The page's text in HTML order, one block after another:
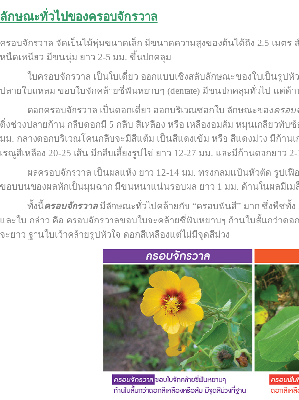
ลักษณะทั่วไปของครอบจักรวาล
ครอบจักรวาล จัดเป็นไม้พุ่มขนาดเล็ก มีขนาดความสูงของต้นได้ถึง 2.5 เมต
หนืดเหนียว มีขนนุ่ม ยาว 2-5 มม. ขึ้นปกคลุม
ใบครอบจักรวาล เป็นใบเดี่ยว ออกแบบเชิงสลับลักษณะของใบเป็นรูปหัว
ปลายใบแหลม ขอบใบจักคล้ายซี่ฟันหยาบๆ (dentate) มีขนปกคลุมทั่วไป แต่ด้
ดอกครอบจักรวาล เป็นดอกเดี่ยว ออกบริเวณซอกใบ ลักษณะของครอบ
ติ่งช่วงปลายก้าน กลีบดอกมี 5 กลีบ สีเหลือง หรือ เหลืองอมส้ม หมุนเกลียวทับ
มม. กลางดอกบริเวณโคนกลีบจะมีสีแต้ม เป็นสีแดงเข้ม หรือ สีแดงม่วง มีก้า
เรณูสีเหลือง 20-25 เส้น มีกลีบเลี้ยงรูปไข่ ยาว 12-27 มม. และมีก้านดอกยาว
ผลครอบจักรวาล เป็นผลแห้ง ยาว 12-14 มม. ทรงกลมแป้นหัวตัด รูปเฟือ
ขอบบนของผลหักเป็นมุมฉาก มีขนหนาแน่นรอบผล ยาว 1 มม. ด้านในผลมีเม
ทั้งนี้ครอบจักรวาล มีลักษณะทั่วไปคล้ายกับ “ครอบฟันสี” มาก ซึ่งพืชทั้
และใบ กล่าว คือ ครอบจักรวาลขอบใบจะคล้ายซี่ฟันหยาบๆ ก้านใบสั้นกว่าด
จะยาว ฐานใบเว้าคล้ายรูปหัวใจ ดอกสีเหลืองแต่ไม่มีจุดสีม่วง